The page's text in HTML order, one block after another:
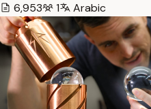
6,953
1 Arabic